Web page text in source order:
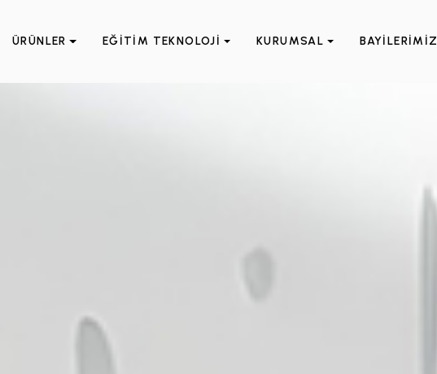
ÜRÜNLER EĞİTİM TEKNOLOJİ KURUMSAL BAYİLERİMİZ